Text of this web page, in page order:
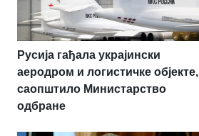
Русија гађала украјински
аеродром и логистичке објекте,
саопштило Министарство
одбране